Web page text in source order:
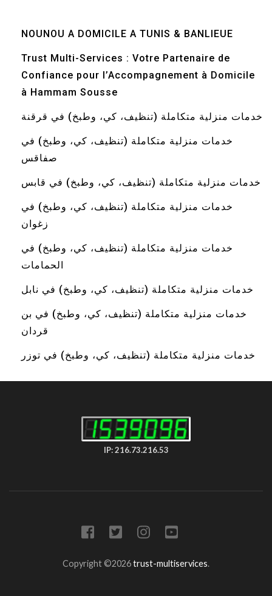
NOUNOU A DOMICILE A TUNIS & BANLIEUE
Trust Multi-Services : Votre Partenaire de
Confiance pour l’Accompagnement à Domicile
à Hammam Sousse
خدمات منزلية متكاملة (تنظيف، كي، وطبخ) في قرقنة
خدمات منزلية متكاملة (تنظيف، كي، وطبخ) في
صفاقس
خدمات منزلية متكاملة (تنظيف، كي، وطبخ) في قابس
خدمات منزلية متكاملة (تنظيف، كي، وطبخ) في
زغوان
خدمات منزلية متكاملة (تنظيف، كي، وطبخ) في
الحمامات
خدمات منزلية متكاملة (تنظيف، كي، وطبخ) في نابل
خدمات منزلية متكاملة (تنظيف، كي، وطبخ) في بن
قردان
خدمات منزلية متكاملة (تنظيف، كي، وطبخ) في توزر
IP: 216.73.216.53
Copyright ©2026trust-multiservices.